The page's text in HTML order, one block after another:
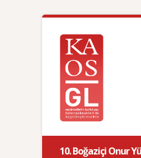
10. Boğaziçi Onur